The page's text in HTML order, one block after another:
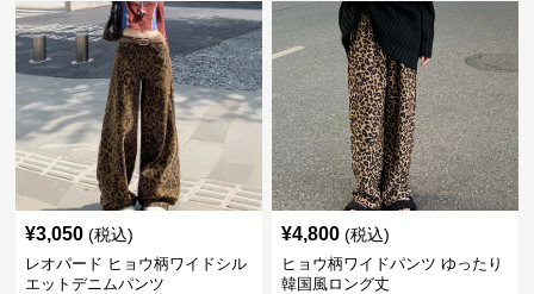
¥3,050 (税込)
レオパード ヒョウ柄ワイドシル
エットデニムパンツ
¥4,800 (税込)
ヒョウ柄ワイドパンツ ゆったり
韓国風ロング丈